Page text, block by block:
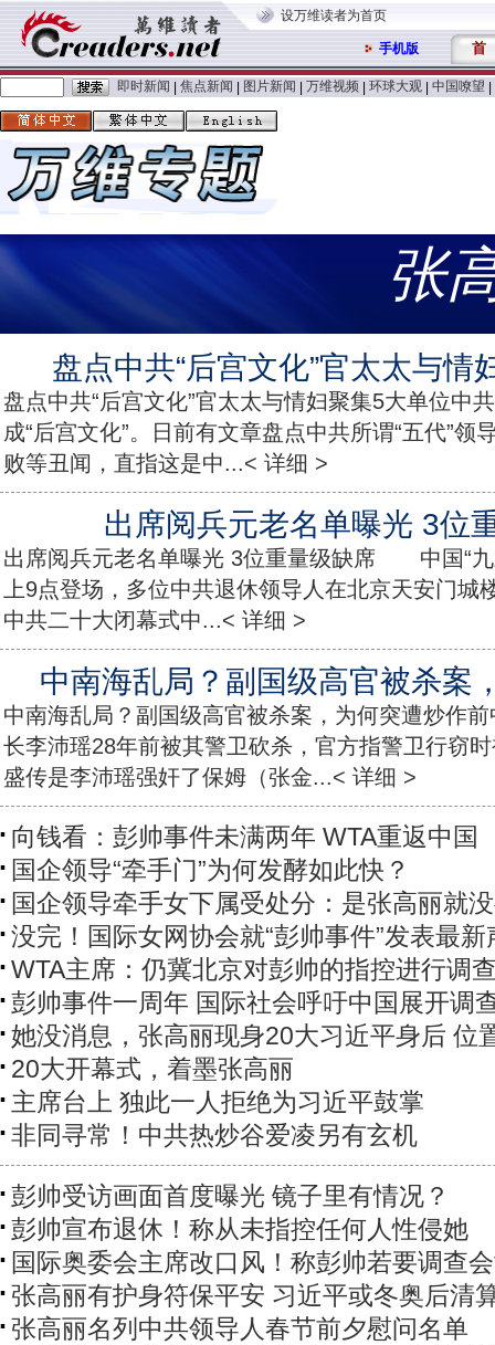
设万维读者为首页
手机版 首
即时新闻 焦点新闻 图片新闻 万维视频 环球大观 中国嘹望
张
盘点中共“后宫文化”官太太与情
盘点中共“后宫文化”官太太与情妇聚集5大单位中
成“后宫文化”。日前有文章盘点中共所谓“五代”领
败等丑闻，直指这是中...< 详细 >
出席阅兵元老名单曝光 3位
出席阅兵元老名单曝光 3位重量级缺席 中国“九
上9点登场，多位中共退休领导人在北京天安门城
中共二十大闭幕式中...< 详细 >
中南海乱局？副国级高官被杀案
中南海乱局？副国级高官被杀案，为何突遭炒作
长李沛瑶28年前被其警卫砍杀，官方指警卫行窃
盛传是李沛瑶强奸了保姆（张金...< 详细 >
向钱看：彭帅事件未满两年 WTA重返中国
国企领导“牵手门”为何发酵如此快？
国企领导牵手女下属受处分：是张高丽就
没完！国际女网协会就“彭帅事件”发表最新
WTA主席：仍冀北京对彭帅的指控进行调
彭帅事件一周年 国际社会呼吁中国展开调
她没消息，张高丽现身20大习近平身后 位
20大开幕式，着墨张高丽
主席台上 独此一人拒绝为习近平鼓掌
非同寻常！中共热炒谷爱凌另有玄机
彭帅受访画面首度曝光 镜子里有情况？
彭帅宣布退休！称从未指控任何人性侵她
国际奥委会主席改口风！称彭帅若要调查
张高丽有护身符保平安 习近平或冬奥后清
张高丽名列中共领导人春节前夕慰问名单